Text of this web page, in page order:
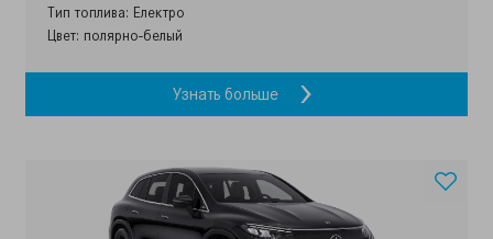
Тип топлива: Електро
Цвет: полярно-белый
Узнать больше